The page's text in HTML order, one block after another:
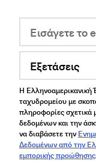
Εξετάσεις
Η Ελληνοαμερικανική
ταχυδρομείου με
πληροφορίες
δεδομένων και την
να διαβάσετε την
Δεδομένων από την
εμπορικής προώθησης